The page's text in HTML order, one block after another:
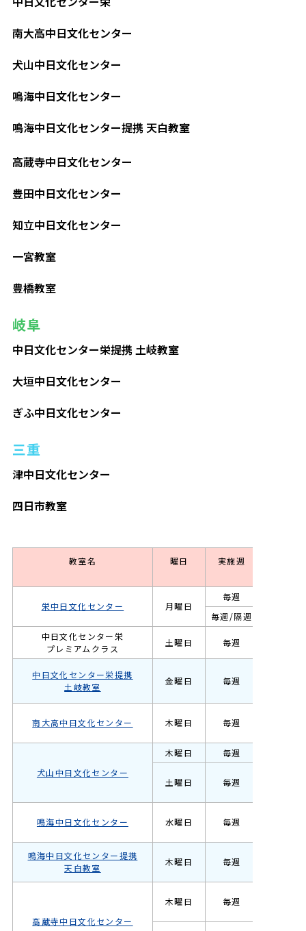
南大高中日文化センター
犬山中日文化センター
鳴海中日文化センター
鳴海中日文化センター提携 天白教室
高蔵寺中日文化センター
豊田中日文化センター
知立中日文化センター
一宮教室
豊橋教室
岐阜
中⽇⽂化センター栄提携 土岐教室
大垣中日文化センター
ぎふ中日文化センター
三重
津中日文化センター
四日市教室
教室名 曜日 実施週
栄中日文化センター 月曜日
毎週
毎週/隔週
中日文化センター栄
プレミアムクラス
土曜日 毎週
中日文化センター栄提携
土岐教室
金曜日 毎週
南大高中日文化センター 木曜日 毎週
犬山中日文化センター
木曜日
毎週
土曜日
毎週
鳴海中日文化センター 水曜日 毎週
鳴海中日文化センター提携
天白教室
木曜日 毎週
高蔵寺中日文化センター
木曜日 毎週